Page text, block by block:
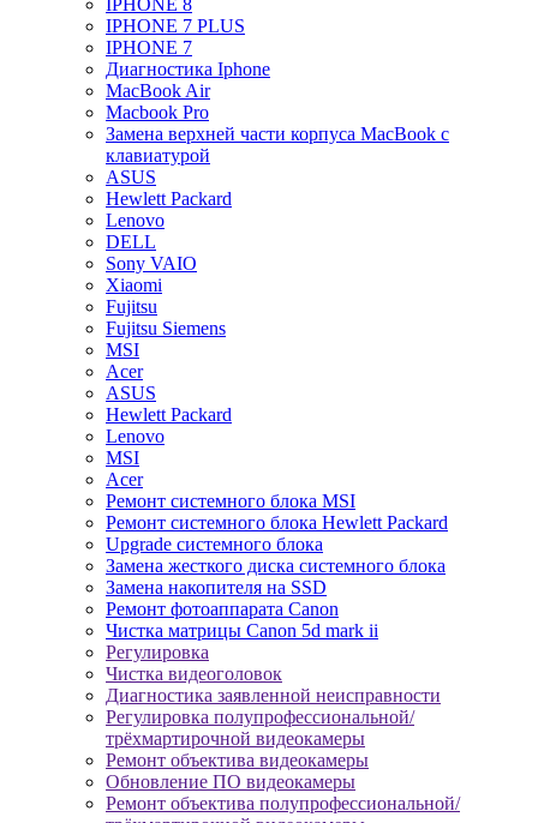
IPHONE 8
IPHONE 7 PLUS
IPHONE 7
Диагностика Iphone
MacBook Air
Macbook Pro
Замена верхней части корпуса MacBook с
клавиатурой
ASUS
Hewlett Packard
Lenovo
DELL
Sony VAIO
Xiaomi
Fujitsu
Fujitsu Siemens
MSI
Acer
ASUS
Hewlett Packard
Lenovo
MSI
Acer
Ремонт системного блока MSI
Ремонт системного блока Hewlett Packard
Upgrade системного блока
Замена жесткого диска системного блока
Замена накопителя на SSD
Ремонт фотоаппарата Canon
Чистка матрицы Canon 5d mark ii
Регулировка
Чистка видеоголовок
Диагностика заявленной неисправности
Регулировка полупрофессиональной/
трёхмартирочной видеокамеры
Ремонт объектива видеокамеры
Обновление ПО видеокамеры
Ремонт объектива полупрофессиональной/